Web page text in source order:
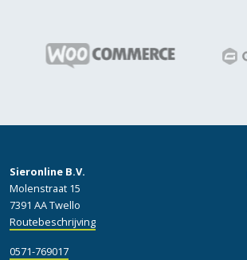
Sieronline B.V.
Molenstraat 15
7391 AA Twello
Routebeschrijving
0571-769017